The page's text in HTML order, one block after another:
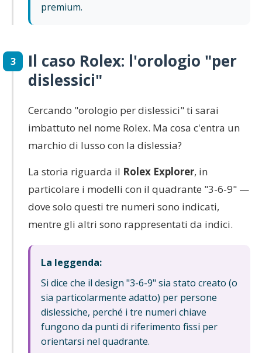
premium.
3
Il caso Rolex: l'orologio "per
dislessici"
Cercando "orologio per dislessici" ti sarai
imbattuto nel nome Rolex. Ma cosa c'entra un
marchio di lusso con la dislessia?
La storia riguarda il Rolex Explorer, in
particolare i modelli con il quadrante "3-6-9" —
dove solo questi tre numeri sono indicati,
mentre gli altri sono rappresentati da indici.
La leggenda:
Si dice che il design "3-6-9" sia stato creato (o
sia particolarmente adatto) per persone
dislessiche, perché i tre numeri chiave
fungono da punti di riferimento fissi per
orientarsi nel quadrante.